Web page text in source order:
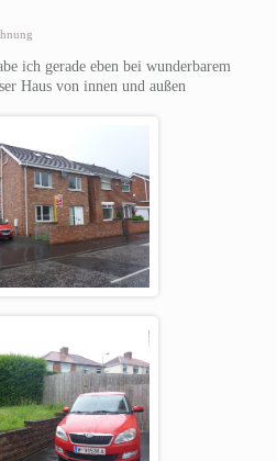
ich gerade eben bei wunderbarem
Haus von innen und außen